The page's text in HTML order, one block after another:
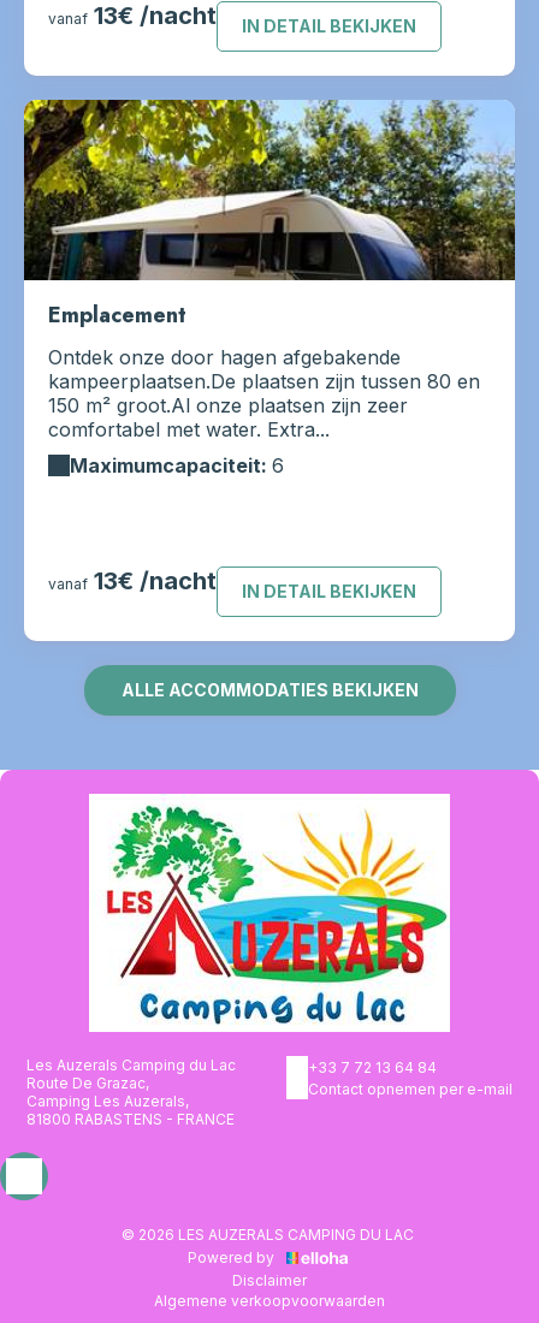
vanaf 13€ /nacht IN DETAIL BEKIJKEN
Emplacement
Ontdek onze door hagen afgebakende
kampeerplaatsen.De plaatsen zijn tussen 80 en
150 m² groot.Al onze plaatsen zijn zeer
comfortabel met water. Extra...
Maximumcapaciteit: 6
vanaf 13€ /nacht IN DETAIL BEKIJKEN
ALLE ACCOMMODATIES BEKIJKEN
Les Auzerals Camping du Lac
Route De Grazac,
Camping Les Auzerals,
81800 RABASTENS - FRANCE
+33 7 72 13 64 84
Contact opnemen per e-mail
© 2026 LES AUZERALS CAMPING DU LAC
Powered by
Disclaimer
Algemene verkoopvoorwaarden